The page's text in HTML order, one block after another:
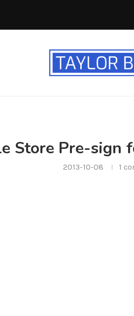
Store Pre-sign
2013-10-08 1